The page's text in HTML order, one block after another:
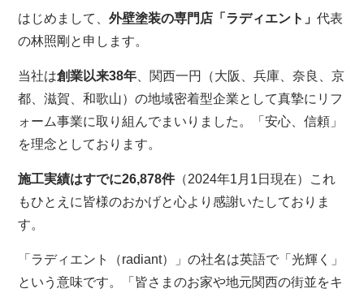
はじめまして、外壁塗装の専門店「ラディエント」代表
の林照剛と申します。
当社は創業以来38年 、関西一円（大阪、兵庫、奈良、京
都、滋賀、和歌山）の地域密着型企業として真摯にリフ
ォーム事業に取り組んでまいりました。「安心、信頼」
を理念としております。
施工実績はすでに26,878件（2024年1月1日現在）これ
もひとえに皆様のおかげと心より感謝いたしておりま
す。
「ラディエント（radiant）」の社名は英語で「光輝く」
という意味です。「皆さまのお家や地元関西の街並をキ